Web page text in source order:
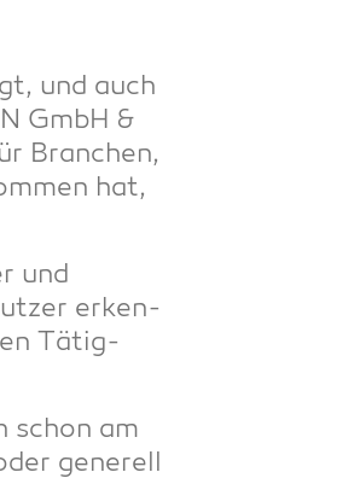
und auch
GmbH &
Bran­chen,
hat,
und
erken­
Tätig­
schon am
gene­rell